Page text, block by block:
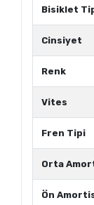
Bisiklet
Cinsiyet
Renk
Vites
Fren Tipi
Orta
Ön